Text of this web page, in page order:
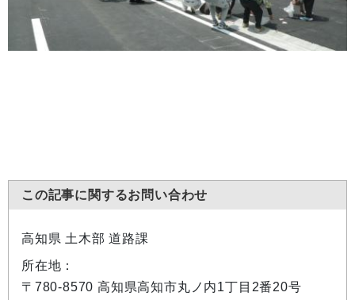
この記事に関するお問い合わせ
高知県 土木部 道路課
所在地：
〒780-8570 高知県高知市丸ノ内1丁目2番20号